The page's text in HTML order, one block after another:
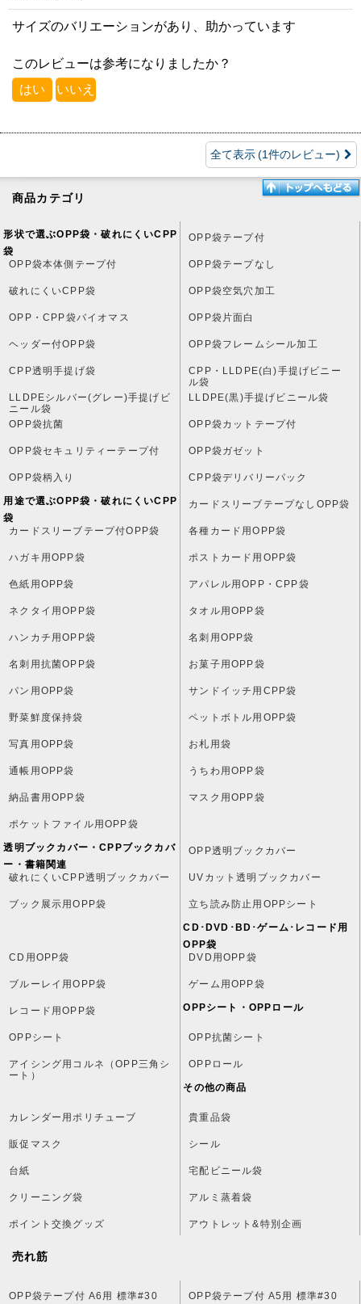
サイズのバリエーションがあり、助かっています
このレビューは参考になりましたか？
はい いいえ
全て表示 (1件のレビュー)
商品カテゴリ
形状で選ぶOPP袋・破れにくいCPP
袋
OPP袋テープ付
OPP袋本体側テープ付 OPP袋テープなし
破れにくいCPP袋 OPP袋空気穴加工
OPP・CPP袋バイオマス OPP袋片面白
ヘッダー付OPP袋 OPP袋フレームシール加工
CPP透明手提げ袋
CPP・LLDPE(白)手提げビニー
ル袋
LLDPEシルバー(グレー)手提げビ
ニール袋
LLDPE(黒)手提げビニール袋
OPP袋抗菌 OPP袋カットテープ付
OPP袋セキュリティーテープ付 OPP袋ガゼット
OPP袋柄入り CPP袋デリバリーパック
用途で選ぶOPP袋・破れにくいCPP
袋
カードスリーブテープなしOPP袋
カードスリーブテープ付OPP袋 各種カード用OPP袋
ハガキ用OPP袋 ポストカード用OPP袋
色紙用OPP袋 アパレル用OPP・CPP袋
ネクタイ用OPP袋 タオル用OPP袋
ハンカチ用OPP袋 名刺用OPP袋
名刺用抗菌OPP袋 お菓子用OPP袋
パン用OPP袋 サンドイッチ用CPP袋
野菜鮮度保持袋 ペットボトル用OPP袋
写真用OPP袋 お札用袋
通帳用OPP袋 うちわ用OPP袋
納品書用OPP袋 マスク用OPP袋
ポケットファイル用OPP袋
透明ブックカバー・CPPブックカバ
ー・書籍関連
OPP透明ブックカバー
破れにくいCPP透明ブックカバー UVカット透明ブックカバー
ブック展示用OPP袋 立ち読み防止用OPPシート
CD･DVD･BD･ゲーム･レコード用
OPP袋
CD用OPP袋
DVD用OPP袋
ブルーレイ用OPP袋 ゲーム用OPP袋
レコード用OPP袋 OPPシート・OPPロール
OPPシート OPP抗菌シート
アイシング用コルネ（OPP三角シ
ート）
OPPロール
その他の商品
カレンダー用ポリチューブ 貴重品袋
販促マスク シール
台紙 宅配ビニール袋
クリーニング袋 アルミ蒸着袋
ポイント交換グッズ アウトレット&特別企画
売れ筋
OPP袋テープ付 A6用 標準#30 OPP袋テープ付 A5用 標準#30